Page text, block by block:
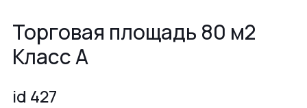
Торговая площадь 80 м2
Класс A
id 427